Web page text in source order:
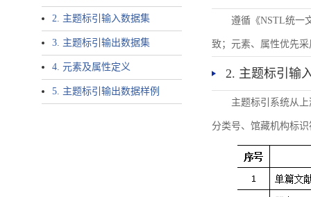
2. 主题标引输入数据集
3. 主题标引输出数据集
4. 元素及属性定义
5. 主题标引输出数据样例
遵循《NSTL统一
致；元素、属性优先
2. 主题标引输
主题标引系统从
分类号、馆藏机构标